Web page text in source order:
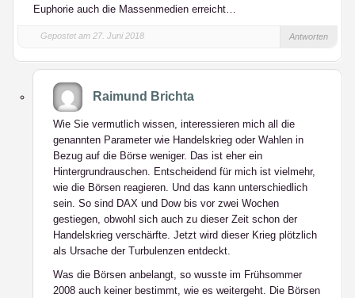
Euphorie auch die Massenmedien erreicht…
Gepostet am 27. Juni 2018 Antworten
Raimund Brichta
Wie Sie vermutlich wissen, interessieren mich all die
genannten Parameter wie Handelskrieg oder Wahlen in
Bezug auf die Börse weniger. Das ist eher ein
Hintergrundrauschen. Entscheidend für mich ist vielmehr,
wie die Börsen reagieren. Und das kann unterschiedlich
sein. So sind DAX und Dow bis vor zwei Wochen
gestiegen, obwohl sich auch zu dieser Zeit schon der
Handelskrieg verschärfte. Jetzt wird dieser Krieg plötzlich
als Ursache der Turbulenzen entdeckt.
Was die Börsen anbelangt, so wusste im Frühsommer
2008 auch keiner bestimmt, wie es weitergeht. Die Börsen